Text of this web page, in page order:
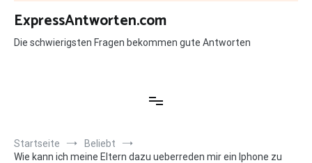
Zum
Inhalt
springen
ExpressAntworten.com
Die schwierigsten Fragen bekommen gute Antworten
Startseite
Beliebt
Wie kann ich meine Eltern dazu ueberreden mir ein Iphone zu